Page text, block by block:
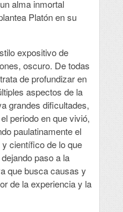
alma inmortal
Platón en su
expositivo de
oscuro. De todas
de profundizar en
aspectos de la
grandes dificultades,
periodo en que vivió,
paulatinamente el
científico de lo que
paso a la
que busca causas y
de la experiencia y la